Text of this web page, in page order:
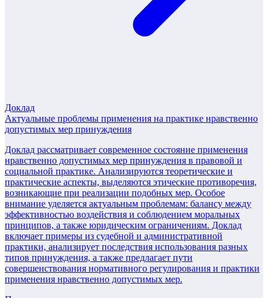
Доклад
Актуальные проблемы применения на практике нравственно
допустимых мер принуждения
Доклад рассматривает современное состояние применения
нравственно допустимых мер принуждения в правовой и
социальной практике. Анализируются теоретические и
практические аспекты, выделяются этические противоречия,
возникающие при реализации подобных мер. Особое
внимание уделяется актуальным проблемам: балансу между
эффективностью воздействия и соблюдением моральных
принципов, а также юридическим ограничениям. Доклад
включает примеры из судебной и административной
практики, анализирует последствия использования разных
типов принуждения, а также предлагает пути
совершенствования нормативного регулирования и практики
применения нравственно допустимых мер.